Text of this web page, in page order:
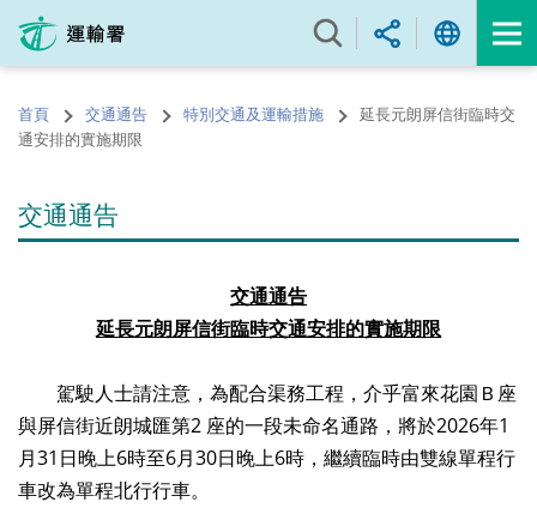
內
的
開
首頁 交通通告 特別交通及運輸措施
延長元朗屏信街臨時交
通安排的實施期限
交通通告
交通通告
延長元朗屏信街臨時交通安排的實施期限
駕駛人士請注意，為配合渠務工程，介乎富來花園Ｂ座
與屏信街近朗城匯第2 座的一段未命名通路，將於2026年1
月31日晚上6時至6月30日晚上6時，繼續臨時由雙線單程行
車改為單程北行行車。